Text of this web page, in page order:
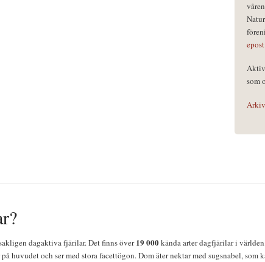
som
Arkiv
dagaktiva fjärilar. Det finns över19 000kända arter dagfjärilar i
huvudet och ser med stora facettögon. Dom äter nektar med sugsnabel, som